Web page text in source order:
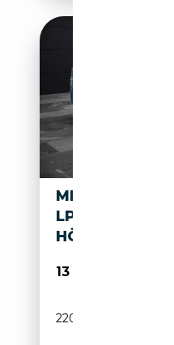
MERCEDES-
LPG PRINS/
13 980€
220 799 km